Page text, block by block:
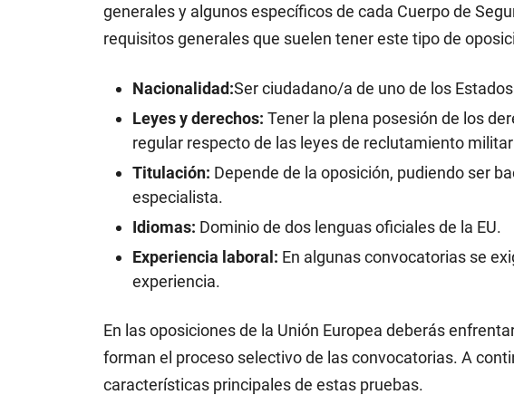
generales y algunos específicos de cada Cuerpo de
requisitos generales que suelen tener este tipo de
Nacionalidad:Ser ciudadano/a de uno de los
Leyes y derechos: Tener la plena posesión de los
regular respecto de las leyes de reclutamiento
Titulación: Depende de la oposición, pudiendo ser
especialista.
Idiomas: Dominio de dos lenguas oficiales de la EU.
Experiencia laboral: En algunas convocatorias se
experiencia.
En las oposiciones de la Unión Europea deberás
forman el proceso selectivo de las convocatorias. A
características principales de estas pruebas.